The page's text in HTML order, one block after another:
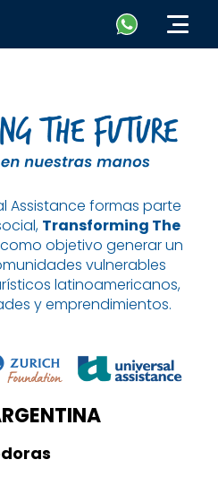
Assistance formas parte
Transforming The
objetivo generar un
vulnerables
latinoamericanos,
y emprendimientos.